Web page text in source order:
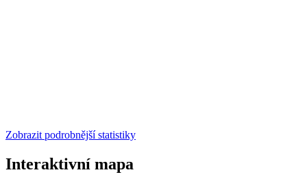
Zobrazit podrobnější statistiky
Interaktivní mapa